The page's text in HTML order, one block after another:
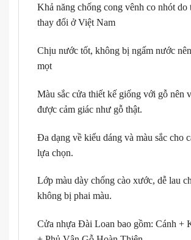
Khả năng chống cong vênh co nhót do
thay đổi ở Việt Nam
Chịu nước tốt, không bị ngấm nước
mọt
Màu sắc cửa thiết kế giống với gỗ nên
được cảm giác như gỗ thật.
Đa dạng về kiểu dáng và màu sắc cho
lựa chọn.
Lớp màu dày chống cào xước, dễ lau
không bị phai màu.
Cửa nhựa Đài Loan bao gồm: Cánh +